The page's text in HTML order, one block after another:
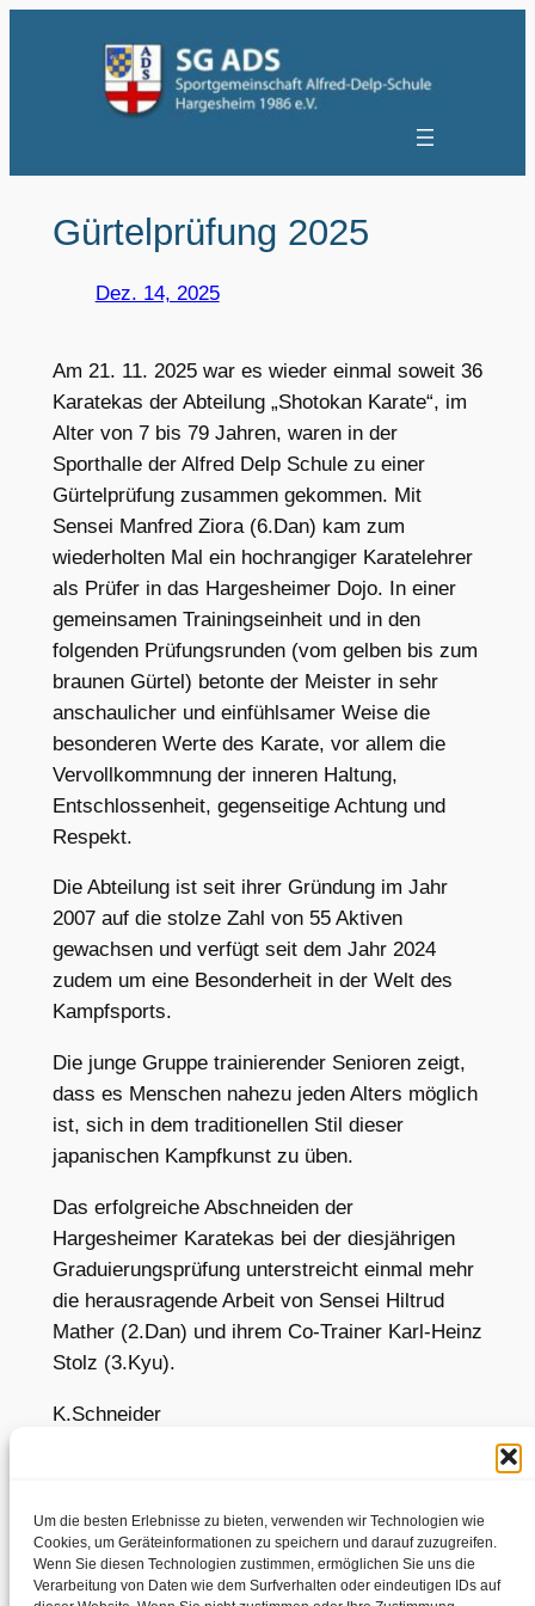
Um die besten Erlebnisse zu bieten, verwenden wir Technologien wie
Cookies, um Geräteinformationen zu speichern und darauf zuzugreifen.
Wenn Sie diesen Technologien zustimmen, ermöglichen Sie uns die
Verarbeitung von Daten wie dem Surfverhalten oder eindeutigen IDs auf
Gürtelprüfung 2025
Dez. 14, 2025
Am 21. 11. 2025 war es wieder einmal soweit 36
Karatekas der Abteilung „Shotokan Karate“, im
Alter von 7 bis 79 Jahren, waren in der
Sporthalle der Alfred Delp Schule zu einer
Gürtelprüfung zusammen gekommen. Mit
Sensei Manfred Ziora (6.Dan) kam zum
wiederholten Mal ein hochrangiger Karatelehrer
als Prüfer in das Hargesheimer Dojo. In einer
gemeinsamen Trainingseinheit und in den
folgenden Prüfungsrunden (vom gelben bis zum
braunen Gürtel) betonte der Meister in sehr
anschaulicher und einfühlsamer Weise die
besonderen Werte des Karate, vor allem die
Vervollkommnung der inneren Haltung,
Entschlossenheit, gegenseitige Achtung und
Respekt.
Die Abteilung ist seit ihrer Gründung im Jahr
2007 auf die stolze Zahl von 55 Aktiven
gewachsen und verfügt seit dem Jahr 2024
zudem um eine Besonderheit in der Welt des
Kampfsports.
Die junge Gruppe trainierender Senioren zeigt,
dass es Menschen nahezu jeden Alters möglich
ist, sich in dem traditionellen Stil dieser
japanischen Kampfkunst zu üben.
Das erfolgreiche Abschneiden der
Hargesheimer Karatekas bei der diesjährigen
Graduierungsprüfung unterstreicht einmal mehr
die herausragende Arbeit von Sensei Hiltrud
Mather (2.Dan) und ihrem Co-Trainer Karl-Heinz
Stolz (3.Kyu).
K.Schneider